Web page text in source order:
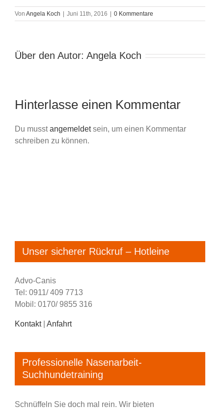
Von Angela Koch Juni 11th, 2016 0 Kommentare
Über den Autor: Angela Koch
Hinterlasse einen Kommentar
Du musstangemeldetsein, um einen Kommentar
schreiben zu können.
Unser sicherer Rückruf – Hotleine
Advo-Canis
Tel: 0911/ 409 7713
Mobil: 0170/ 9855 316
Kontakt| Anfahrt
Professionelle Nasenarbeit-
Suchhundetraining
Schnüffeln Sie doch mal rein. Wir bieten